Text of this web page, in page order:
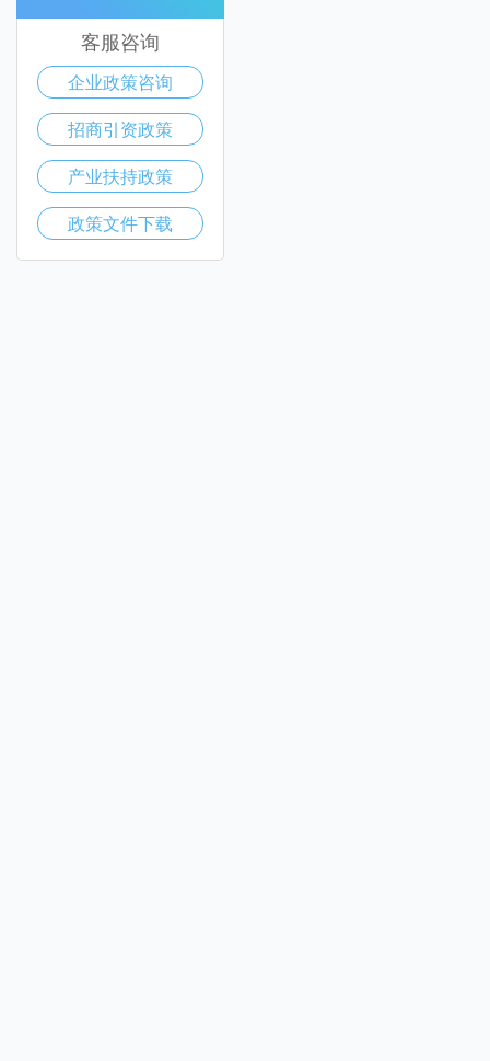
客服咨询
企业政策咨询
招商引资政策
产业扶持政策
政策文件下载